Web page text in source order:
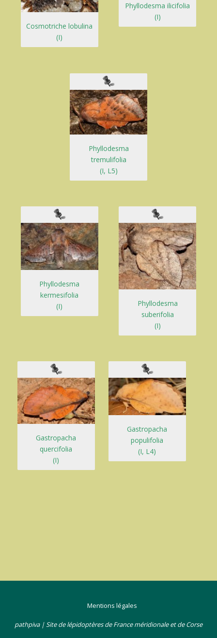
Cosmotriche lobulina
(I)
Phyllodesma ilicifolia
(I)
Phyllodesma
tremulifolia
(I, L5)
Phyllodesma
kermesifolia
(I)
Phyllodesma
suberifolia
(I)
Gastropacha
quercifolia
(I)
Gastropacha
populifolia
(I, L4)
Mentions légales
pathpiva | Site de lépidoptères de France méridionale et de Corse